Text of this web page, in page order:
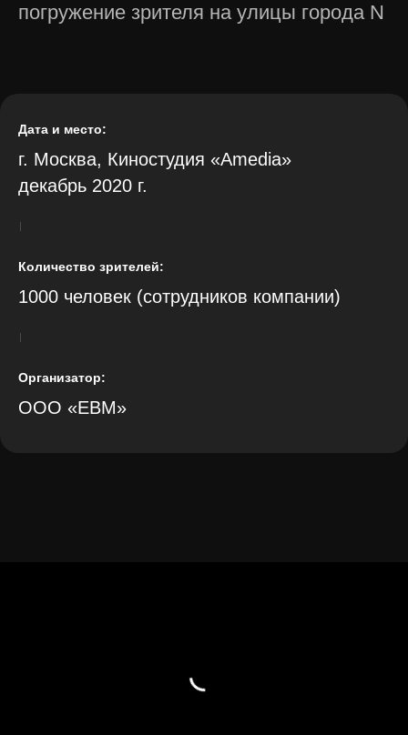
погружение зрителя на улицы города N
Дата и место:
г. Москва, Киностудия «Amedia»
декабрь 2020 г.
Количество зрителей:
1000 человек (сотрудников компании)
Организатор:
ООО «ЕВМ»